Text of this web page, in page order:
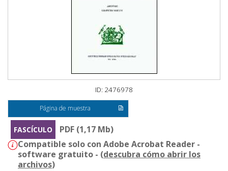
ID: 2476978
Página de muestra
FASCÍCULO
PDF (1,17 Mb)
Compatible solo con Adobe Acrobat Reader -
software gratuito - (descubra cómo abrir los
archivos)